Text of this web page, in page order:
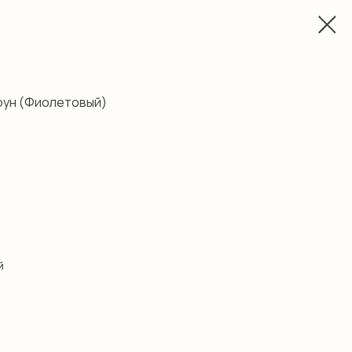
(Фиолетовый)